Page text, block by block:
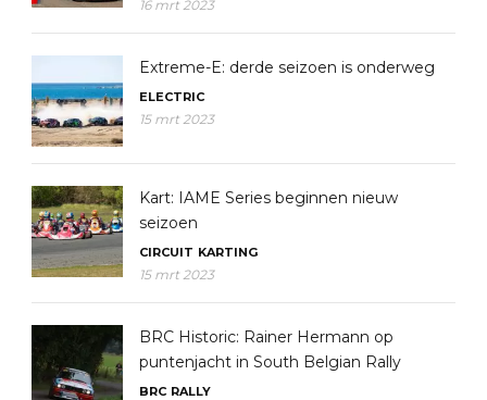
16 mrt 2023
Extreme-E: derde seizoen is onderweg
ELECTRIC
15 mrt 2023
Kart: IAME Series beginnen nieuw
seizoen
CIRCUIT KARTING
15 mrt 2023
BRC Historic: Rainer Hermann op
puntenjacht in South Belgian Rally
BRC RALLY